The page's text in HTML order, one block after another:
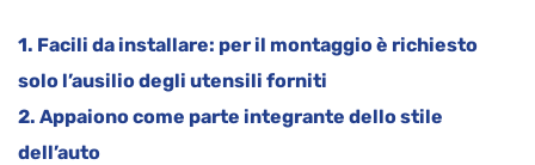
1. Facili da installare: per il montaggio è richiesto
solo l’ausilio degli utensili forniti
2. Appaiono come parte integrante dello stile
dell’auto